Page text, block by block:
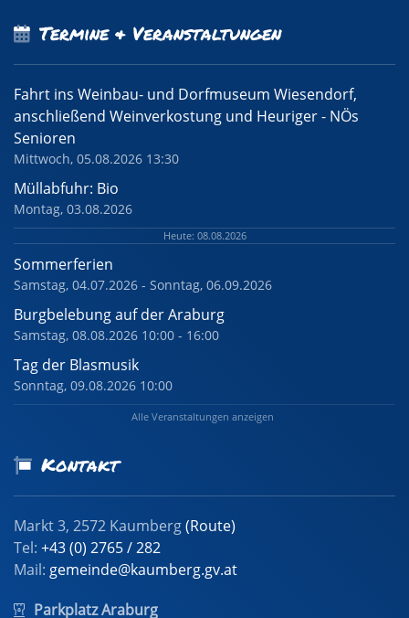
Termine & Veranstaltungen
Fahrt ins Weinbau- und Dorfmuseum Wiesendorf,
anschließend Weinverkostung und Heuriger - NÖs
Senioren
Mittwoch, 05.08.2026 13:30
Müllabfuhr: Bio
Montag, 03.08.2026
Heute: 08.08.2026
Sommerferien
Samstag, 04.07.2026 - Sonntag, 06.09.2026
Burgbelebung auf der Araburg
Samstag, 08.08.2026 10:00 - 16:00
Tag der Blasmusik
Sonntag, 09.08.2026 10:00
Alle Veranstaltungen anzeigen
Kontakt
Markt 3, 2572 Kaumberg(Route)
Tel: +43 (0) 2765 / 282
Mail: gemeinde@kaumberg.gv.at
Parkplatz Araburg